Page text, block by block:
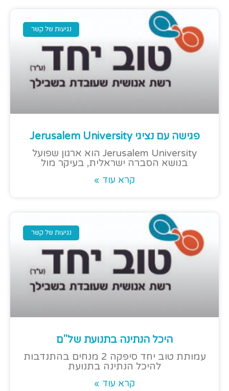
נגיעות של קשר
פגישה עם נציגי Jerusalem University
Jerusalem University הוא ארגון שפועל
בנושא הסברה ישראלית, בעיקר מול
קרא עוד »
נגיעות של קשר
היכל הנתינה בתנועת של"ם
עמותת טוב יחד סיפקה 2 מנחים בהתנדבות
להיכל הנתינה בתנועת
קרא עוד »